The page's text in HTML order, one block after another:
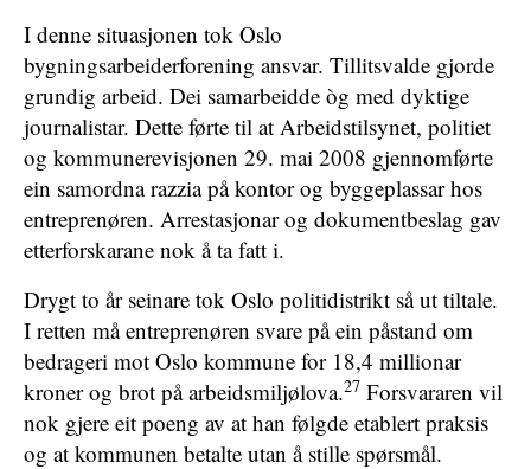
I denne situasjonen tok Oslo
bygningsarbeiderforening ansvar. Tillitsvalde gjorde
grundig arbeid. Dei samarbeidde òg med dyktige
journalistar. Dette førte til at Arbeidstilsynet, politiet
og kommunerevisjonen 29. mai 2008 gjennomførte
ein samordna razzia på kontor og byggeplassar hos
entreprenøren. Arrestasjonar og dokumentbeslag gav
etterforskarane nok å ta fatt i.
Drygt to år seinare tok Oslo politidistrikt så ut tiltale.
I retten må entreprenøren svare på ein påstand om
bedrageri mot Oslo kommune for 18,4 millionar
kroner og brot på arbeidsmiljølova.27 Forsvararen vil
nok gjere eit poeng av at han følgde etablert praksis
og at kommunen betalte utan å stille spørsmål.